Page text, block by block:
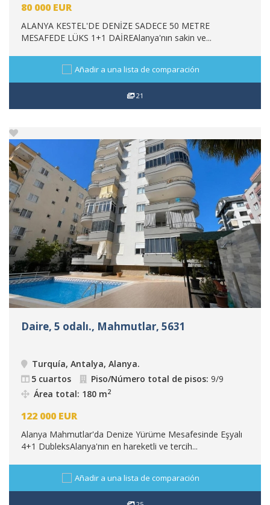
80 000 EUR
ALANYA KESTEL'DE DENİZE SADECE 50 METRE
MESAFEDE LÜKS 1+1 DAİREAlanya'nın sakin ve...
Añadir a una lista de comparación
21
Daire, 5 odalı., Mahmutlar, 5631
Turquía, Antalya, Alanya.
5 cuartos
Piso/Número total de pisos: 9/9
Área total: 180 m2
122 000 EUR
Alanya Mahmutlar'da Denize Yürüme Mesafesinde Eşyalı
4+1 DubleksAlanya'nın en hareketli ve tercih...
Añadir a una lista de comparación